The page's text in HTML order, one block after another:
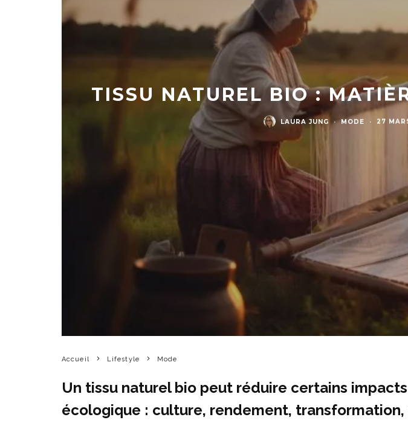
TISSU NATUREL BIO :
LAURA JUNG · MODE · 27
Accueil Lifestyle Mode
Un tissu naturel bio peut réduire certains
écologique : culture, rendement,